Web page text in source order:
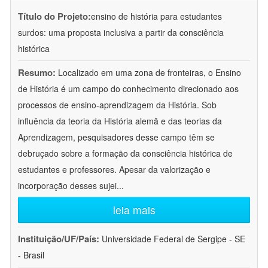
Título do Projeto:ensino de história para estudantes
surdos: uma proposta inclusiva a partir da consciência
histórica
Resumo: Localizado em uma zona de fronteiras, o Ensino
de História é um campo do conhecimento direcionado aos
processos de ensino-aprendizagem da História. Sob
influência da teoria da História alemã e das teorias da
Aprendizagem, pesquisadores desse campo têm se
debruçado sobre a formação da consciência histórica de
estudantes e professores. Apesar da valorização e
incorporação desses sujei...
leia mais
Instituição/UF/País: Universidade Federal de Sergipe - SE
- Brasil